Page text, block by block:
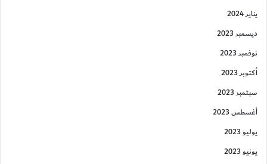
يناير 2024
ديسمبر 2023
نوفمبر 2023
أكتوبر 2023
سبتمبر 2023
أغسطس 2023
يوليو 2023
يونيو 2023